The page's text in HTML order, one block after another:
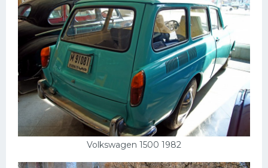
Volkswagen 1500 1982